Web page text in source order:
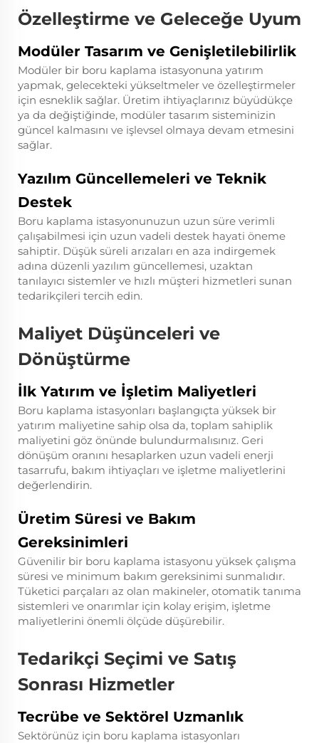
Özelleştirme ve Geleceğe Uyum
Modüler Tasarım ve Genişletilebilirlik
Modüler bir boru kaplama istasyonuna yatırım
yapmak, gelecekteki yükseltmeler ve özelleştirmeler
için esneklik sağlar. Üretim ihtiyaçlarınız büyüdükçe
ya da değiştiğinde, modüler tasarım sisteminizin
güncel kalmasını ve işlevsel olmaya devam etmesini
sağlar.
Yazılım Güncellemeleri ve Teknik
Destek
Boru kaplama istasyonunuzun uzun süre verimli
çalışabilmesi için uzun vadeli destek hayati öneme
sahiptir. Düşük süreli arızaları en aza indirgemek
adına düzenli yazılım güncellemesi, uzaktan
tanılayıcı sistemler ve hızlı müşteri hizmetleri sunan
tedarikçileri tercih edin.
Maliyet Düşünceleri ve
Dönüştürme
İlk Yatırım ve İşletim Maliyetleri
Boru kaplama istasyonları başlangıçta yüksek bir
yatırım maliyetine sahip olsa da, toplam sahiplik
maliyetini göz önünde bulundurmalısınız. Geri
dönüşüm oranını hesaplarken uzun vadeli enerji
tasarrufu, bakım ihtiyaçları ve işletme maliyetlerini
değerlendirin.
Üretim Süresi ve Bakım
Gereksinimleri
Güvenilir bir boru kaplama istasyonu yüksek çalışma
süresi ve minimum bakım gereksinimi sunmalıdır.
Tüketici parçaları az olan makineler, otomatik tanıma
sistemleri ve onarımlar için kolay erişim, işletme
maliyetlerini önemli ölçüde düşürebilir.
Tedarikçi Seçimi ve Satış
Sonrası Hizmetler
Tecrübe ve Sektörel Uzmanlık
Sektörünüz için boru kaplama istasyonları